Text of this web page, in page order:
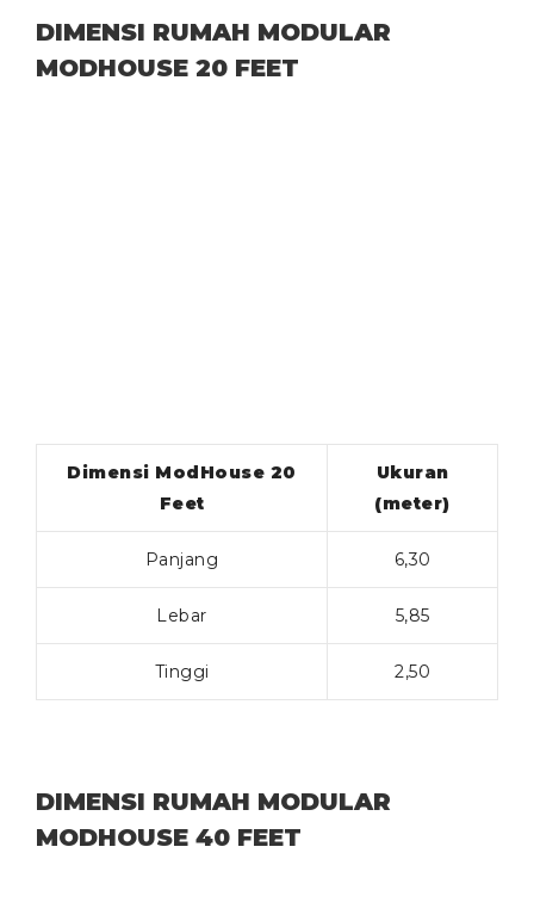
DIMENSI RUMAH MODULAR
MODHOUSE 20 FEET
Dimensi ModHouse 20
Feet
Ukuran
(meter)
Panjang 6,30
Lebar 5,85
Tinggi 2,50
DIMENSI RUMAH MODULAR
MODHOUSE 40 FEET